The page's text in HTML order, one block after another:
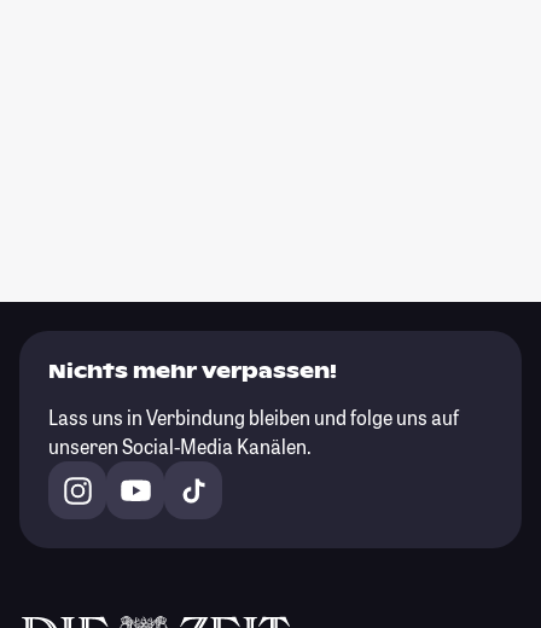
Nichts mehr verpassen!
Lass uns in Verbindung bleiben und folge uns auf
unseren Social-Media Kanälen.